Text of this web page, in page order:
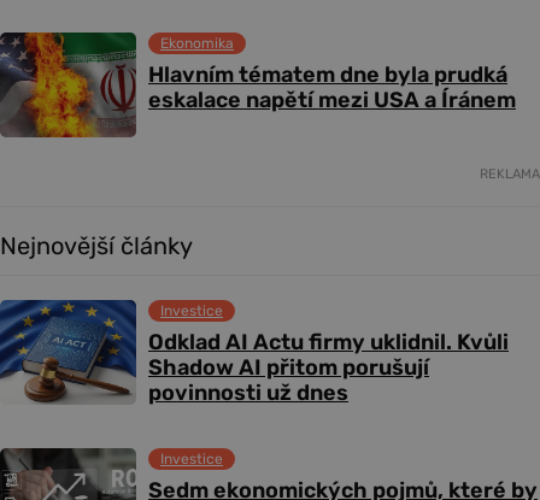
Hlavním tématem dne byla prudká
eskalace napětí mezi USA a Íránem
Ekonomika
REKLAMA
Nejnovější články
Odklad AI Actu firmy uklidnil. Kvůli
Shadow AI přitom porušují
povinnosti už dnes
Investice
Sedm ekonomických pojmů, které by
Investice